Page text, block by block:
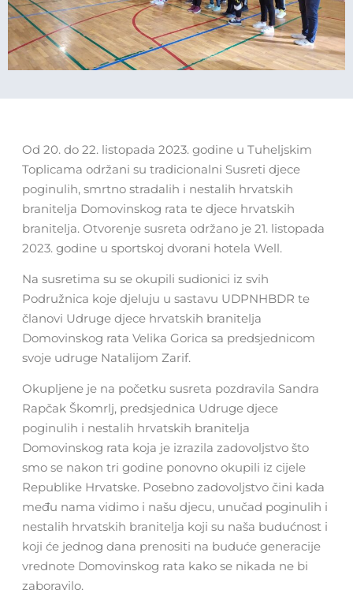
Od 20. do 22. listopada 2023. godine u Tuheljskim
Toplicama održani su tradicionalni Susreti djece
poginulih, smrtno stradalih i nestalih hrvatskih
branitelja Domovinskog rata te djece hrvatskih
branitelja. Otvorenje susreta održano je 21. listopada
2023. godine u sportskoj dvorani hotela Well.
Na susretima su se okupili sudionici iz svih
Podružnica koje djeluju u sastavu UDPNHBDR te
članovi Udruge djece hrvatskih branitelja
Domovinskog rata Velika Gorica sa predsjednicom
svoje udruge Natalijom Zarif.
Okupljene je na početku susreta pozdravila Sandra
Rapčak Škomrlj, predsjednica Udruge djece
poginulih i nestalih hrvatskih branitelja
Domovinskog rata koja je izrazila zadovoljstvo što
smo se nakon tri godine ponovno okupili iz cijele
Republike Hrvatske. Posebno zadovoljstvo čini kada
među nama vidimo i našu djecu, unučad poginulih i
nestalih hrvatskih branitelja koji su naša budućnost i
koji će jednog dana prenositi na buduće generacije
vrednote Domovinskog rata kako se nikada ne bi
zaboravilo.